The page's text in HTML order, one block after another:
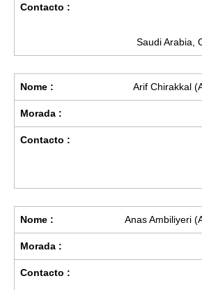
Contacto :
Saudi Arabia,
Nome : Arif Chirakkal
Morada :
Contacto :
Nome : Anas Ambiliyeri
Morada :
Contacto :